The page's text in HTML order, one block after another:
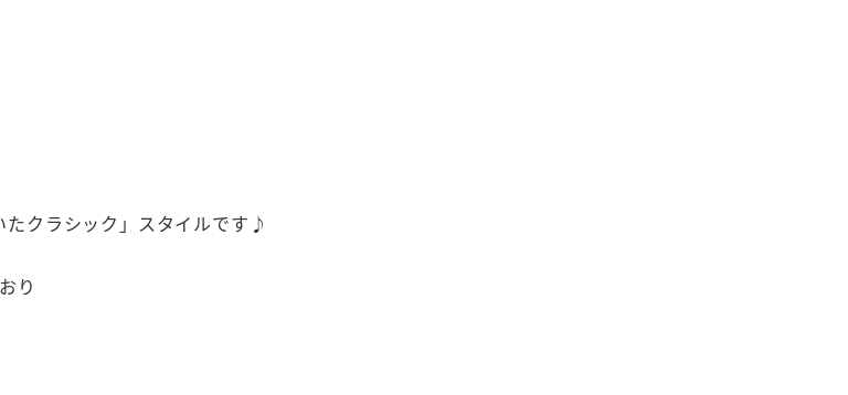
たクラシック」スタイルです♪
り